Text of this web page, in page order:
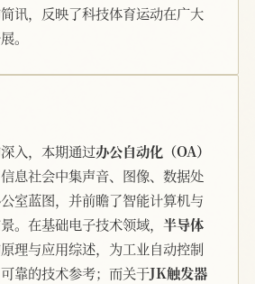
讯，反映了科技体育运动在广大
。
入，本期通过办公自动化（OA）
息社会中集声音、图像、数据处
室蓝图，并前瞻了智能计算机与
。在基础电子技术领域， 半导体
理与应用综述，为工业自动控制
靠的技术参考；而关于JK触发器